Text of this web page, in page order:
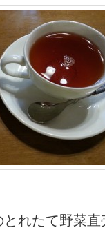
れたて野菜